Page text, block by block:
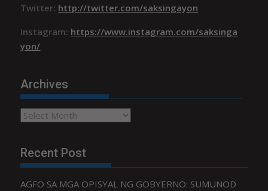
Twitter: http://twitter.com/saksingayon
Instagram: https://www.instagram.com/saksinga
yon/
Archives
Archives
Recent Post
AGFO SA MGA OPISYAL NG GOBYERNO: SUMUNOD